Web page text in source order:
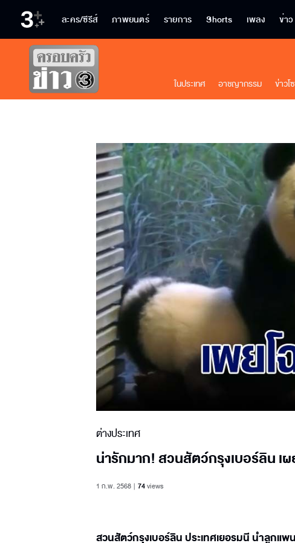
ละคร/ซีรีส์ ภาพยนตร์ รายการ Shorts เพลง ข่าว
ในประเทศ อาชญากรรม ข่าวโ
ต่างประเทศ
น่ารักมาก! สวนสัตว์กรุงเบอร์ลิน เ
1 ก.พ. 2568 74views
สวนสัตว์กรุงเบอร์ลิน ประเทศเยอรมนี นำลูกแ